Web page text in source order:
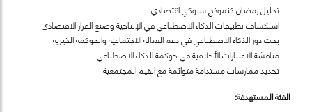
تحليل رمضان كنموذج سلوكي اقتصادي
استكشاف تطبيقات الذكاء الاصطناعي في الإنتاجية وصنع القرار الاقتصادي
بحث دور الذكاء الاصطناعي في دعم العدالة الاجتماعية والحوكمة الخيرية
مناقشة الاعتبارات الأخلاقية في حوكمة الذكاء الاصطناعي
تحديد ممارسات مستدامة متوائمة مع القيم المجتمعية
الفئة المستهدفة: